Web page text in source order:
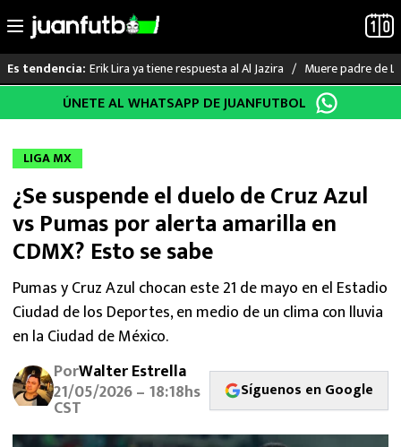
al
Es tendencia: Erik Lira ya tiene respuesta al Al Jazira Muere padre de
LO ÚLTIMO
LIGA MX
RAYADOS
PUMAS
ATLANTE
SELECCIÓN MEXICANA
FUTBOL INTERNACIONAL
MEXICANOS EN EL EXTRANJERO
ÚNETE AL WHATSAPP DE JUANFUTBOL
LIGA MX
¿Se suspende el duelo de Cruz Azul
vs Pumas por alerta amarilla en
CDMX? Esto se sabe
Pumas y Cruz Azul chocan este 21 de mayo en el Estadio
Ciudad de los Deportes, en medio de un clima con lluvia
en la Ciudad de México.
PorWalter Estrella
21/05/2026 – 18:18hs
CST
Síguenos en Google